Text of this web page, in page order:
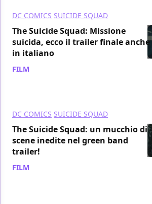
DC COMICS SUICIDE SQUAD
The Suicide Squad: Missione
suicida, ecco il trailer finale anche
in italiano
FILM
DC COMICS SUICIDE SQUAD
The Suicide Squad: un mucchio di
scene inedite nel green band
trailer!
FILM